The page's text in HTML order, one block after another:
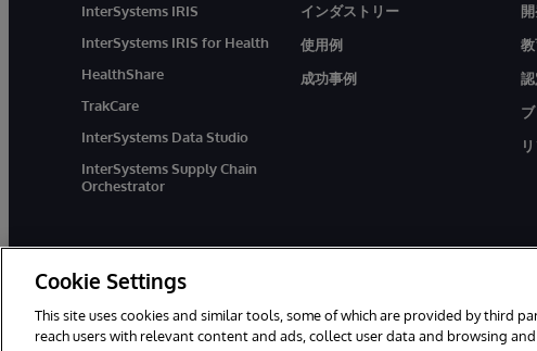
InterSystems IRIS
InterSystems IRIS for Health
HealthShare
TrakCare
InterSystems Data Studio
InterSystems Supply Chain
Orchestrator
インダストリー
使用例
成功事例
Cookie Settings
This site uses cookies and similar tools, some of which are provided by third
reach users with relevant content and ads, collect user data and browsing